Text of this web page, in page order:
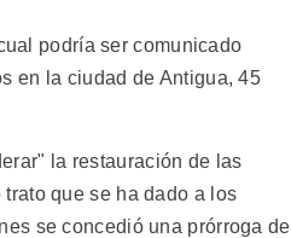
podría ser comunicado
en la ciudad de Antigua, 45
la restauración de las
que se ha dado a los
se concedió una prórroga de